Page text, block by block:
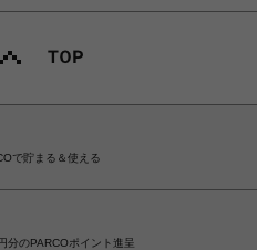
で貯まる＆使える
分のPARCOポイント進呈